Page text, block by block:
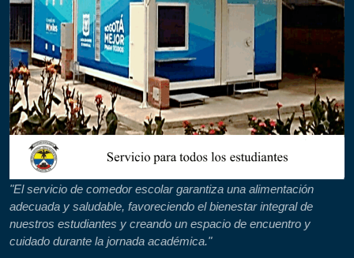
"El servicio de comedor escolar garantiza una alimentación
adecuada y saludable, favoreciendo el bienestar integral de
nuestros estudiantes y creando un espacio de encuentro y
cuidado durante la jornada académica."